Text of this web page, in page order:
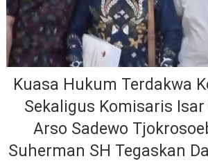
Kuasa Hukum Terdakwa
Sekaligus Komisaris Isar
Arso Sadewo
Suherman SH Tegaskan